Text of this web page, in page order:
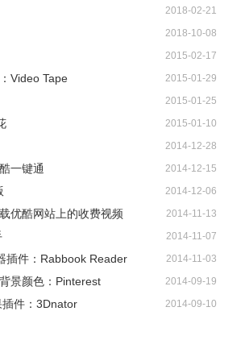
2018-02-21
2018-10-08
2015-02-17
Video Tape 2015-01-29
2015-01-25
2015-01-10
2014-12-28
一键通 2014-12-15
2014-12-06
优酷网站上的收费视频 2014-11-13
2014-11-07
插件：Rabbook Reader 2014-11-03
景颜色：Pinterest 2014-09-19
件：3Dnator 2014-09-10